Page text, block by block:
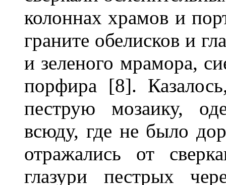
колоннах храмов и
граните обелисков и
и зеленого мрамора,
порфира [8].
пеструю мозаику,
всюду, где не было
отражались от
глазури пестрых